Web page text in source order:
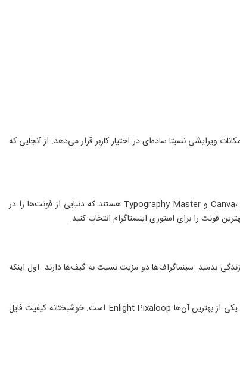
ویرایشی نسبتا ساده‌ای در اختیار کاربر قرار می‌دهد. از آنجایی که
آن دسته از کاربرانی که به صورت مداوم استوری می‌گذارند حتما از 4 فونت موجود در اینستاگرام خسته می‌شوند. خوشبختانه اپ‌های زیادی مثل Canva، Adobe Spark Post و Typography Master هستند که دنیایی از فونت‌ها را در
فونت را برای استوری اینستاگرام انتخاب کنید.
بدمید. سینماگراف‌ها دو مزیت نسبت به گیف‌ها دارند. اول اینکه
از سوی دیگر کیفیت سینماگراف‌ها هم بسیار بیشتر از گیف است و تمام طیف رنگی عکس اصلی را حفظ می‌کند. اپ‌های زیادی برای ساخت سینماگراف توسعه یافته‌اند که یکی از بهترین آن‌ها Enlight Pixaloop است. خوشبختانه کیفیت فایل